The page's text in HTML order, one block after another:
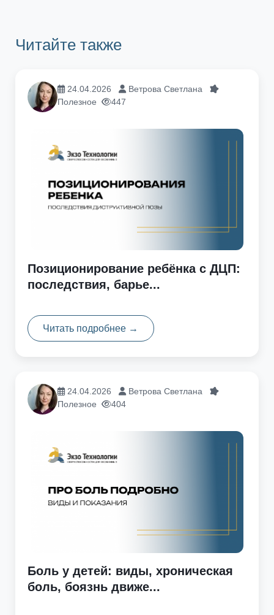
Читайте также
24.04.2026
Ветрова Светлана
Полезное
447
Позиционирование ребёнка с ДЦП:
последствия, барье...
Читать подробнее →
24.04.2026
Ветрова Светлана
Полезное
404
Боль у детей: виды, хроническая
боль, боязнь движе...